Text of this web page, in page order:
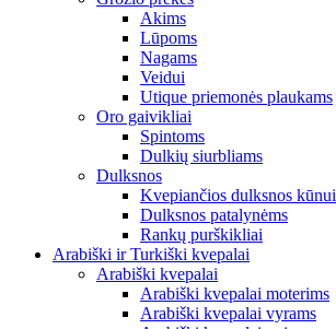
Akims
Lūpoms
Nagams
Veidui
Utique priemonės plaukams
Oro gaivikliai
Spintoms
Dulkių siurbliams
Dulksnos
Kvepiančios dulksnos kūnui
Dulksnos patalynėms
Rankų purškikliai
Arabiški ir Turkiški kvepalai
Arabiški kvepalai
Arabiški kvepalai moterims
Arabiški kvepalai vyrams